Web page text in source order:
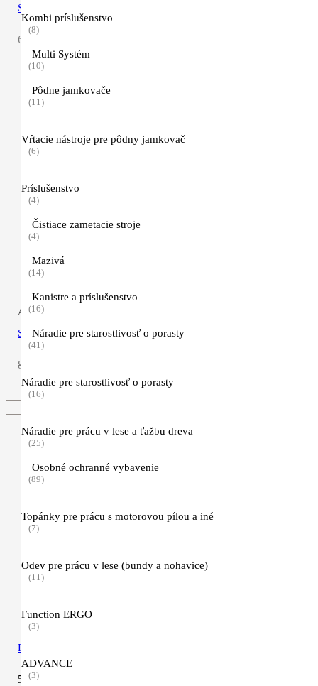
STIHL HLA 86
629,00
cena
ZOBRAZIŤ VIAC
Akumulátorové nožnice na vysoký živý plot
STIHL HLA 135
899,00
bola:
cena
je:
ZOBRAZIŤ VIAC
Predlžovacia tyč HLA
59,90
Kombi príslušenstvo
(8)
Multi Systém
(10)
Pôdne jamkovače
(11)
Vŕtacie nástroje pre pôdny jamkovač
(6)
Príslušenstvo
(4)
Čistiace zametacie stroje
(4)
Mazivá
(14)
Kanistre a príslušenstvo
(16)
Náradie pre starostlivosť o porasty
(41)
Náradie pre starostlivosť o porasty
(16)
Náradie pre prácu v lese a ťažbu dreva
(25)
Osobné ochranné vybavenie
(89)
Topánky pre prácu s motorovou pílou a iné
(7)
Odev pre prácu v lese (bundy a nohavice)
(11)
Function ERGO
(3)
ADVANCE
(3)